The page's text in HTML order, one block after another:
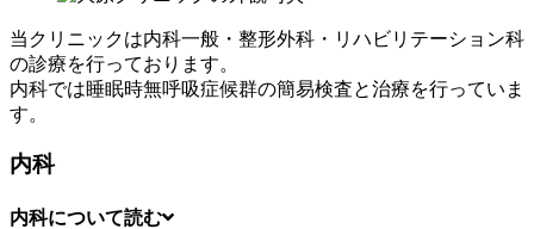
当クリニックは内科一般・整形外科・リハビリテーション科
の診療を行っております。
内科では睡眠時無呼吸症候群の簡易検査と治療を行っていま
す。
内科
内科について読む